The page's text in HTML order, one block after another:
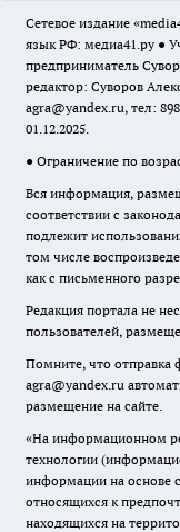
Сетевое издание
язык РФ: медиа41.ру ●
предприниматель
редактор: Суворов
agra@yandex.ru, тел:
01.12.2025.
● Ограничение по
Вся информация,
соответствии с
подлежит
том числе
как с письменного
Редакция портала не
пользователей,
Помните, что отправка
agra@yandex.ru
размещение на сайте.
«На информационном
технологии
информации на основе
относящихся к
находящихся на